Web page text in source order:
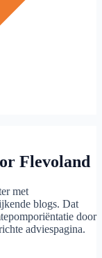
Flevoland
met
blogs. Dat
door
adviespagina.